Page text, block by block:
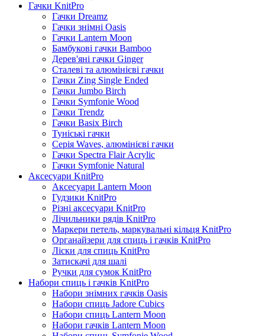
Гачки KnitPro
Гачки Dreamz
Гачки знімні Oasis
Гачки Lantern Moon
Бамбукові гачки Bamboo
Дерев'яні гачки Ginger
Сталеві та алюмінієві гачки
Гачки Zing Single Ended
Гачки Jumbo Birch
Гачки Symfonie Wood
Гачки Trendz
Гачки Basix Birch
Туніські гачки
Серія Waves, алюмінієві гачки
Гачки Spectra Flair Acrylic
Гачки Symfonie Natural
Аксесуари KnitPro
Аксесуари Lantern Moon
Гудзики KnitPro
Різні аксесуари KnitPro
Лічильники рядів KnitPro
Маркери петель, маркувальні кільця KnitPro
Органайзери для спиць і гачків KnitPro
Ліски для спиць KnitPro
Затискачі для шалі
Ручки для сумок KnitPro
Набори спиць і гачків KnitPro
Набори знімних гачків Oasis
Набори спиць Jadore Cubics
Набори спиць Lantern Moon
Набори гачків Lantern Moon